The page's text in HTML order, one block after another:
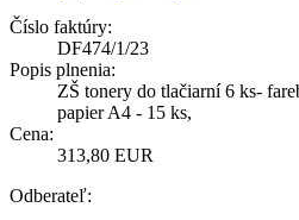
Číslo faktúry:
DF474/1/23
Popis plnenia:
ZŠ tonery do tlačiarní 6 ks-
papier A4 - 15 ks,
Cena:
313,80 EUR
Odberateľ: